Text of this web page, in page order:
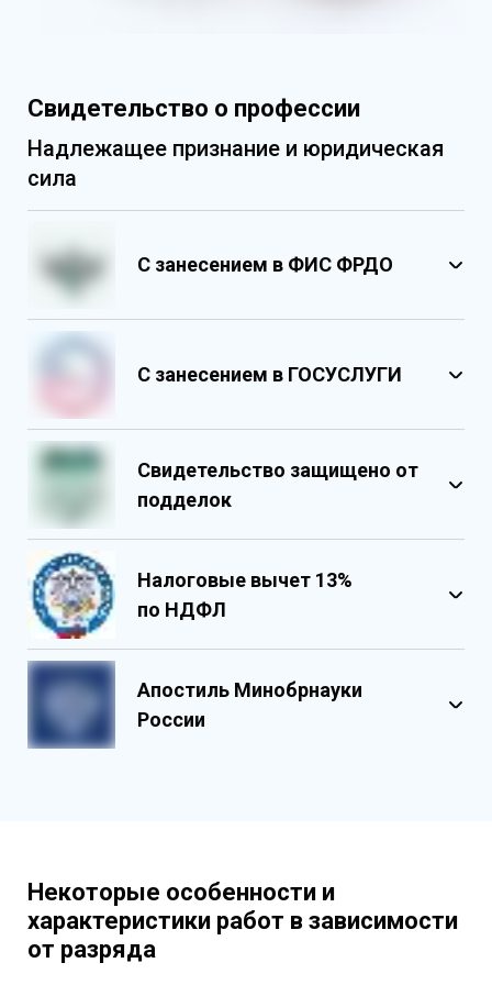
Свидетельство о профессии
Надлежащее признание и юридическая
сила
С занесением в ФИС ФРДО
С занесением в ГОСУСЛУГИ
Свидетельство защищено от
подделок
защиты
Государственными реестровыми
элементы защиты
Налоговые вычет 13%
по НДФЛ
Апостиль Минобрнауки
России
Некоторые особенности и
характеристики работ в зависимости
от разряда